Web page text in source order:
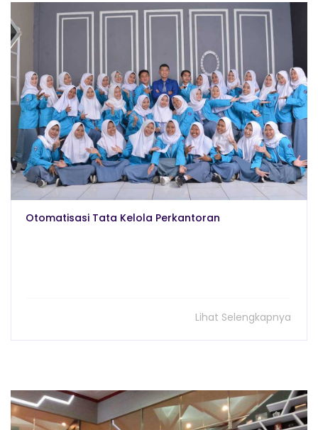
Otomatisasi Tata Kelola Perkantoran
Lihat Selengkapnya